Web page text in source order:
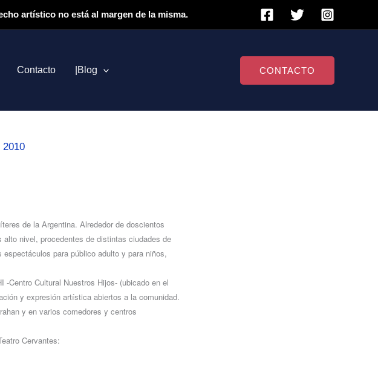
artístico no está al margen de la misma.
Contacto |Blog CONTACTO
2010
de la Argentina. Alrededor de doscientos
nivel, procedentes de distintas ciudades de
para público adulto y para niños,
Centro Cultural Nuestros Hijos- (ubicado en el
y expresión artística abiertos a la comunidad.
y en varios comedores y centros
Cervantes: